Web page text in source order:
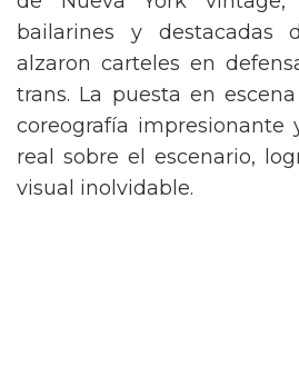
bailarines y destacadas
alzaron carteles en
trans. La puesta en
coreografía impresionante
real sobre el escenario,
visual inolvidable.